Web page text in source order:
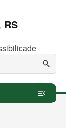
RS
search
menu_open